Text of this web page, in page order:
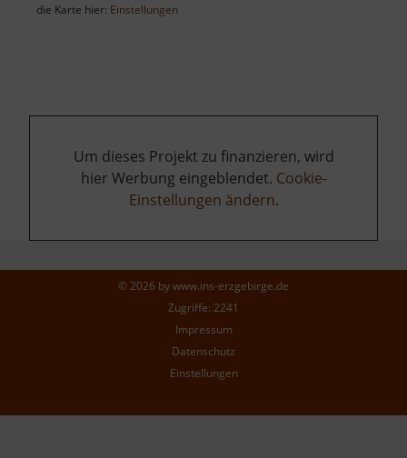
die Karte hier: Einstellungen
Um dieses Projekt zu finanzieren, wird
hier Werbung eingeblendet. Cookie-
Einstellungen ändern.
© 2026 bywww.ins-erzgebirge.de
Zugriffe: 2241
Impressum
Datenschutz
Einstellungen